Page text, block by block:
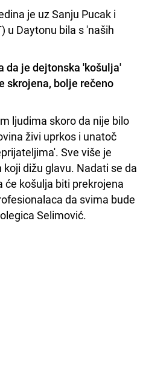
je uz Sanju Pucak i
u Daytonu bila s 'naših
da je dejtonska 'košulja'
skrojena, bolje rečeno
ljudima skoro da nije bilo
živi uprkos i unatoč
Sve više je
dižu glavu. Nadati se da
će košulja biti prekrojena
da svima bude
Selimović.